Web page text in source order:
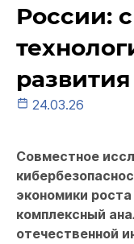
России:
развития
24.03.26
Совместное
экономики
комплексный
отечественной